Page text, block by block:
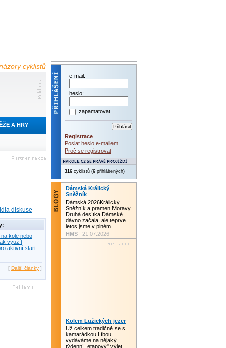
cyklistů
A HRY
diskuse
kole nebo
využít
aktivní start
[ Další články ]
e-mail:
heslo:
zapamatovat
Registrace
Poslat heslo e-mailem
Proč se registrovat
316 cyklistů (6 přihlášených)
Dámská Králický
Sněžník
Dámská 2026Králický
Sněžník a pramen Moravy
Druhá desítka Dámské
dávno začala, ale teprve
letos jsme v plném…
HMS | 21.07.2026
Kolem Lužických jezer
Už celkem tradičně se s
kamarádkou Líbou
vydáváme na nějaký
týdenní „etapový" výlet.